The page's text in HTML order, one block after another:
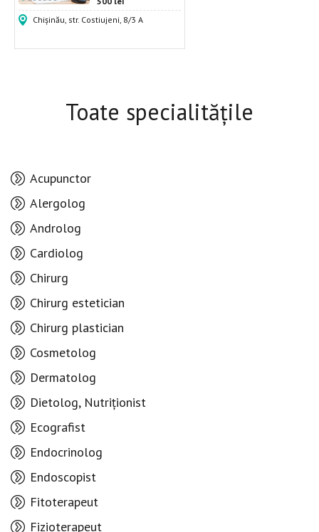
Chișinău, str. Costiujeni, 8/3 A
Toate specialitățile
Acupunctor
Alergolog
Androlog
Cardiolog
Chirurg
Chirurg estetician
Chirurg plastician
Cosmetolog
Dermatolog
Dietolog, Nutriționist
Ecografist
Endocrinolog
Endoscopist
Fitoterapeut
Fizioterapeut